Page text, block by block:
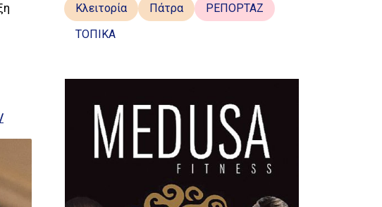
Κλειτορία
Πάτρα
ΡΕΠΟΡΤΑΖ
ΤΟΠΙΚΑ